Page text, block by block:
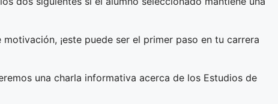
¡este puede ser el primer paso en tu carrera
una charla informativa acerca de los Estudios de